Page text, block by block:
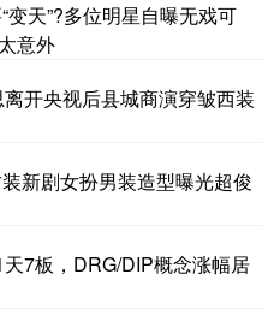
天”?多位明星自曝无戏可
意外
开央视后县城商演穿皱西装
新剧女扮男装造型曝光超俊
7板，DRG/DIP概念涨幅居